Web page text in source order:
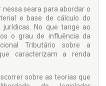
seara para abordar o
e base de cálculo do
No que tange ao
o grau de influência da
Tributário sobre a
caracterizam a renda
sobre as teorias que